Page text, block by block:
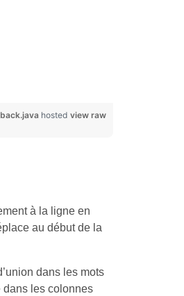
view raw
hosted
à la ligne en
au début de la
dans les mots
dans les colonnes